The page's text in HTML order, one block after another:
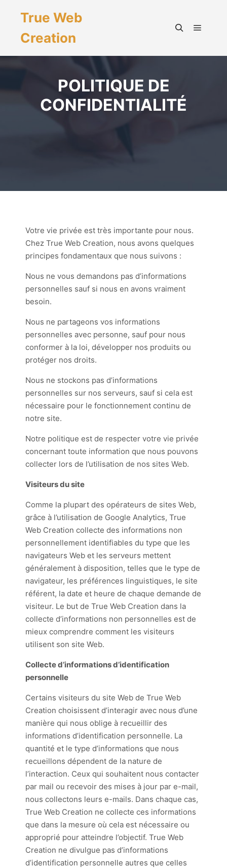
True Web
Creation
POLITIQUE DE
CONFIDENTIALITÉ
Votre vie privée est très importante pour nous.
Chez True Web Creation, nous avons quelques
principes fondamentaux que nous suivons :
Nous ne vous demandons pas d’informations
personnelles sauf si nous en avons vraiment
besoin.
Nous ne partageons vos informations
personnelles avec personne, sauf pour nous
conformer à la loi, développer nos produits ou
protéger nos droits.
Nous ne stockons pas d’informations
personnelles sur nos serveurs, sauf si cela est
nécessaire pour le fonctionnement continu de
notre site.
Notre politique est de respecter votre vie privée
concernant toute information que nous pouvons
collecter lors de l’utilisation de nos sites Web.
Visiteurs du site
Comme la plupart des opérateurs de sites Web,
grâce à l’utilisation de Google Analytics, True
Web Creation collecte des informations non
personnellement identifiables du type que les
navigateurs Web et les serveurs mettent
généralement à disposition, telles que le type de
navigateur, les préférences linguistiques, le site
référent, la date et heure de chaque demande de
visiteur. Le but de True Web Creation dans la
collecte d’informations non personnelles est de
mieux comprendre comment les visiteurs
utilisent son site Web.
Collecte d’informations d’identification
personnelle
Certains visiteurs du site Web de True Web
Creation choisissent d’interagir avec nous d’une
manière qui nous oblige à recueillir des
informations d’identification personnelle. La
quantité et le type d’informations que nous
recueillons dépendent de la nature de
l’interaction. Ceux qui souhaitent nous contacter
par mail ou recevoir des mises à jour par e-mail,
nous collectons leurs e-mails. Dans chaque cas,
True Web Creation ne collecte ces informations
que dans la mesure où cela est nécessaire ou
approprié pour atteindre l’objectif. True Web
Creation ne divulgue pas d’informations
d’identification personnelle autres que celles